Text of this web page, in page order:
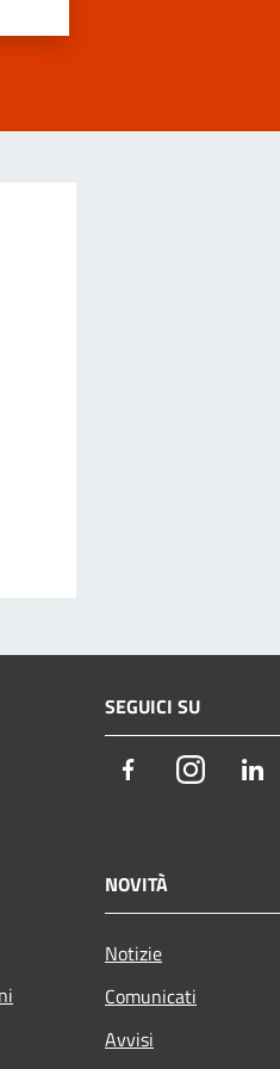
SEGUICI SU
FacebookInstagram
NOVITÀ
Notizie
Comunicati
Avvisi